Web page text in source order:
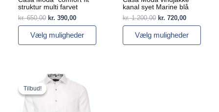
struktur multi farvet
kr.650,00 kr. 390,00
Vælg muligheder
kanal syet Marine blå
kr.1.200,00 kr. 720,00
Vælg muligheder
Tilbud!
Tilbud!
Den
oprindelige
pris
var:
aktuelle
pris
kr. 360,00.
vare
har